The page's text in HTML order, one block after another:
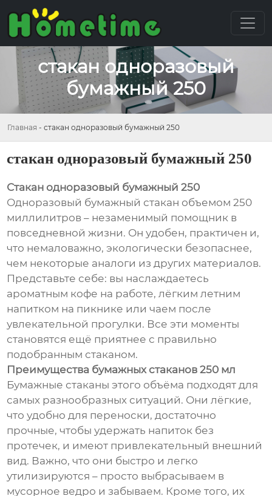
стакан одноразовый
бумажный 250
Главная - стакан одноразовый бумажный 250
стакан одноразовый бумажный 250
Стакан одноразовый бумажный 250
Одноразовый бумажный стакан объемом 250
миллилитров – незаменимый помощник в
повседневной жизни. Он удобен, практичен и,
что немаловажно, экологически безопаснее,
чем некоторые аналоги из других материалов.
Представьте себе: вы наслаждаетесь
ароматным кофе на работе, лёгким летним
напитком на пикнике или чаем после
увлекательной прогулки. Все эти моменты
становятся ещё приятнее с правильно
подобранным стаканом.
Преимущества бумажных стаканов 250 мл
Бумажные стаканы этого объёма подходят для
самых разнообразных ситуаций. Они лёгкие,
что удобно для переноски, достаточно
прочные, чтобы удержать напиток без
протечек, и имеют привлекательный внешний
вид. Важно, что они быстро и легко
утилизируются – просто выбрасываем в
мусорное ведро и забываем. Кроме того, их